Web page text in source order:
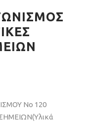
Νο 120